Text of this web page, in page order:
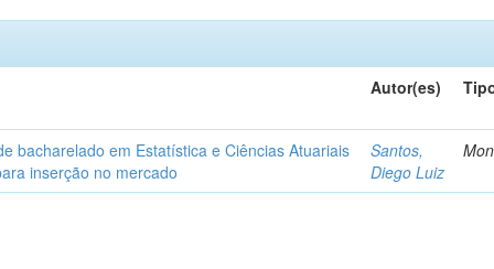
Autor(es)
bacharelado em Estatística e Ciências Atuariais
inserção no mercado
Santos,
Diego Luiz